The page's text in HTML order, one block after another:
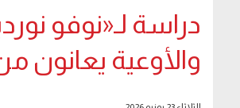
والأوعية يعانون